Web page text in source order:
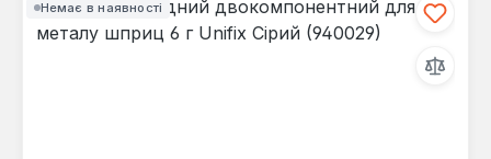
Немає в наявності